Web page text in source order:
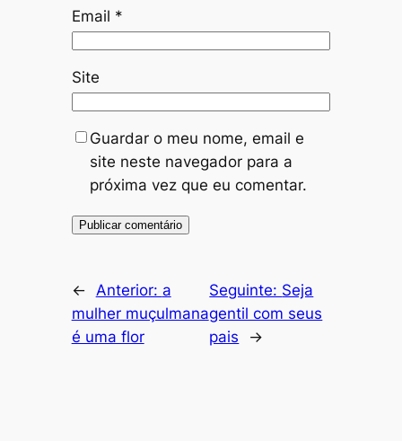
Email *
Site
Guardar o meu nome, email e
site neste navegador para a
próxima vez que eu comentar.
← Anterior: a
mulher muçulmana
é uma flor
Seguinte: Seja
gentil com seus
pais
→